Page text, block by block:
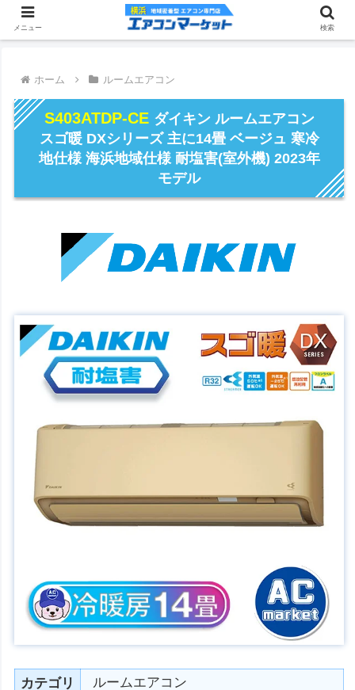
ホーム ルームエアコン
S403ATDP-CE ダイキン ルームエアコン
スゴ暖 DXシリーズ 主に14畳 ベージュ 寒冷
地仕様 海浜地域仕様 耐塩害(室外機) 2023年
モデル
カテゴリ
ルームエアコン
メニュー 検索